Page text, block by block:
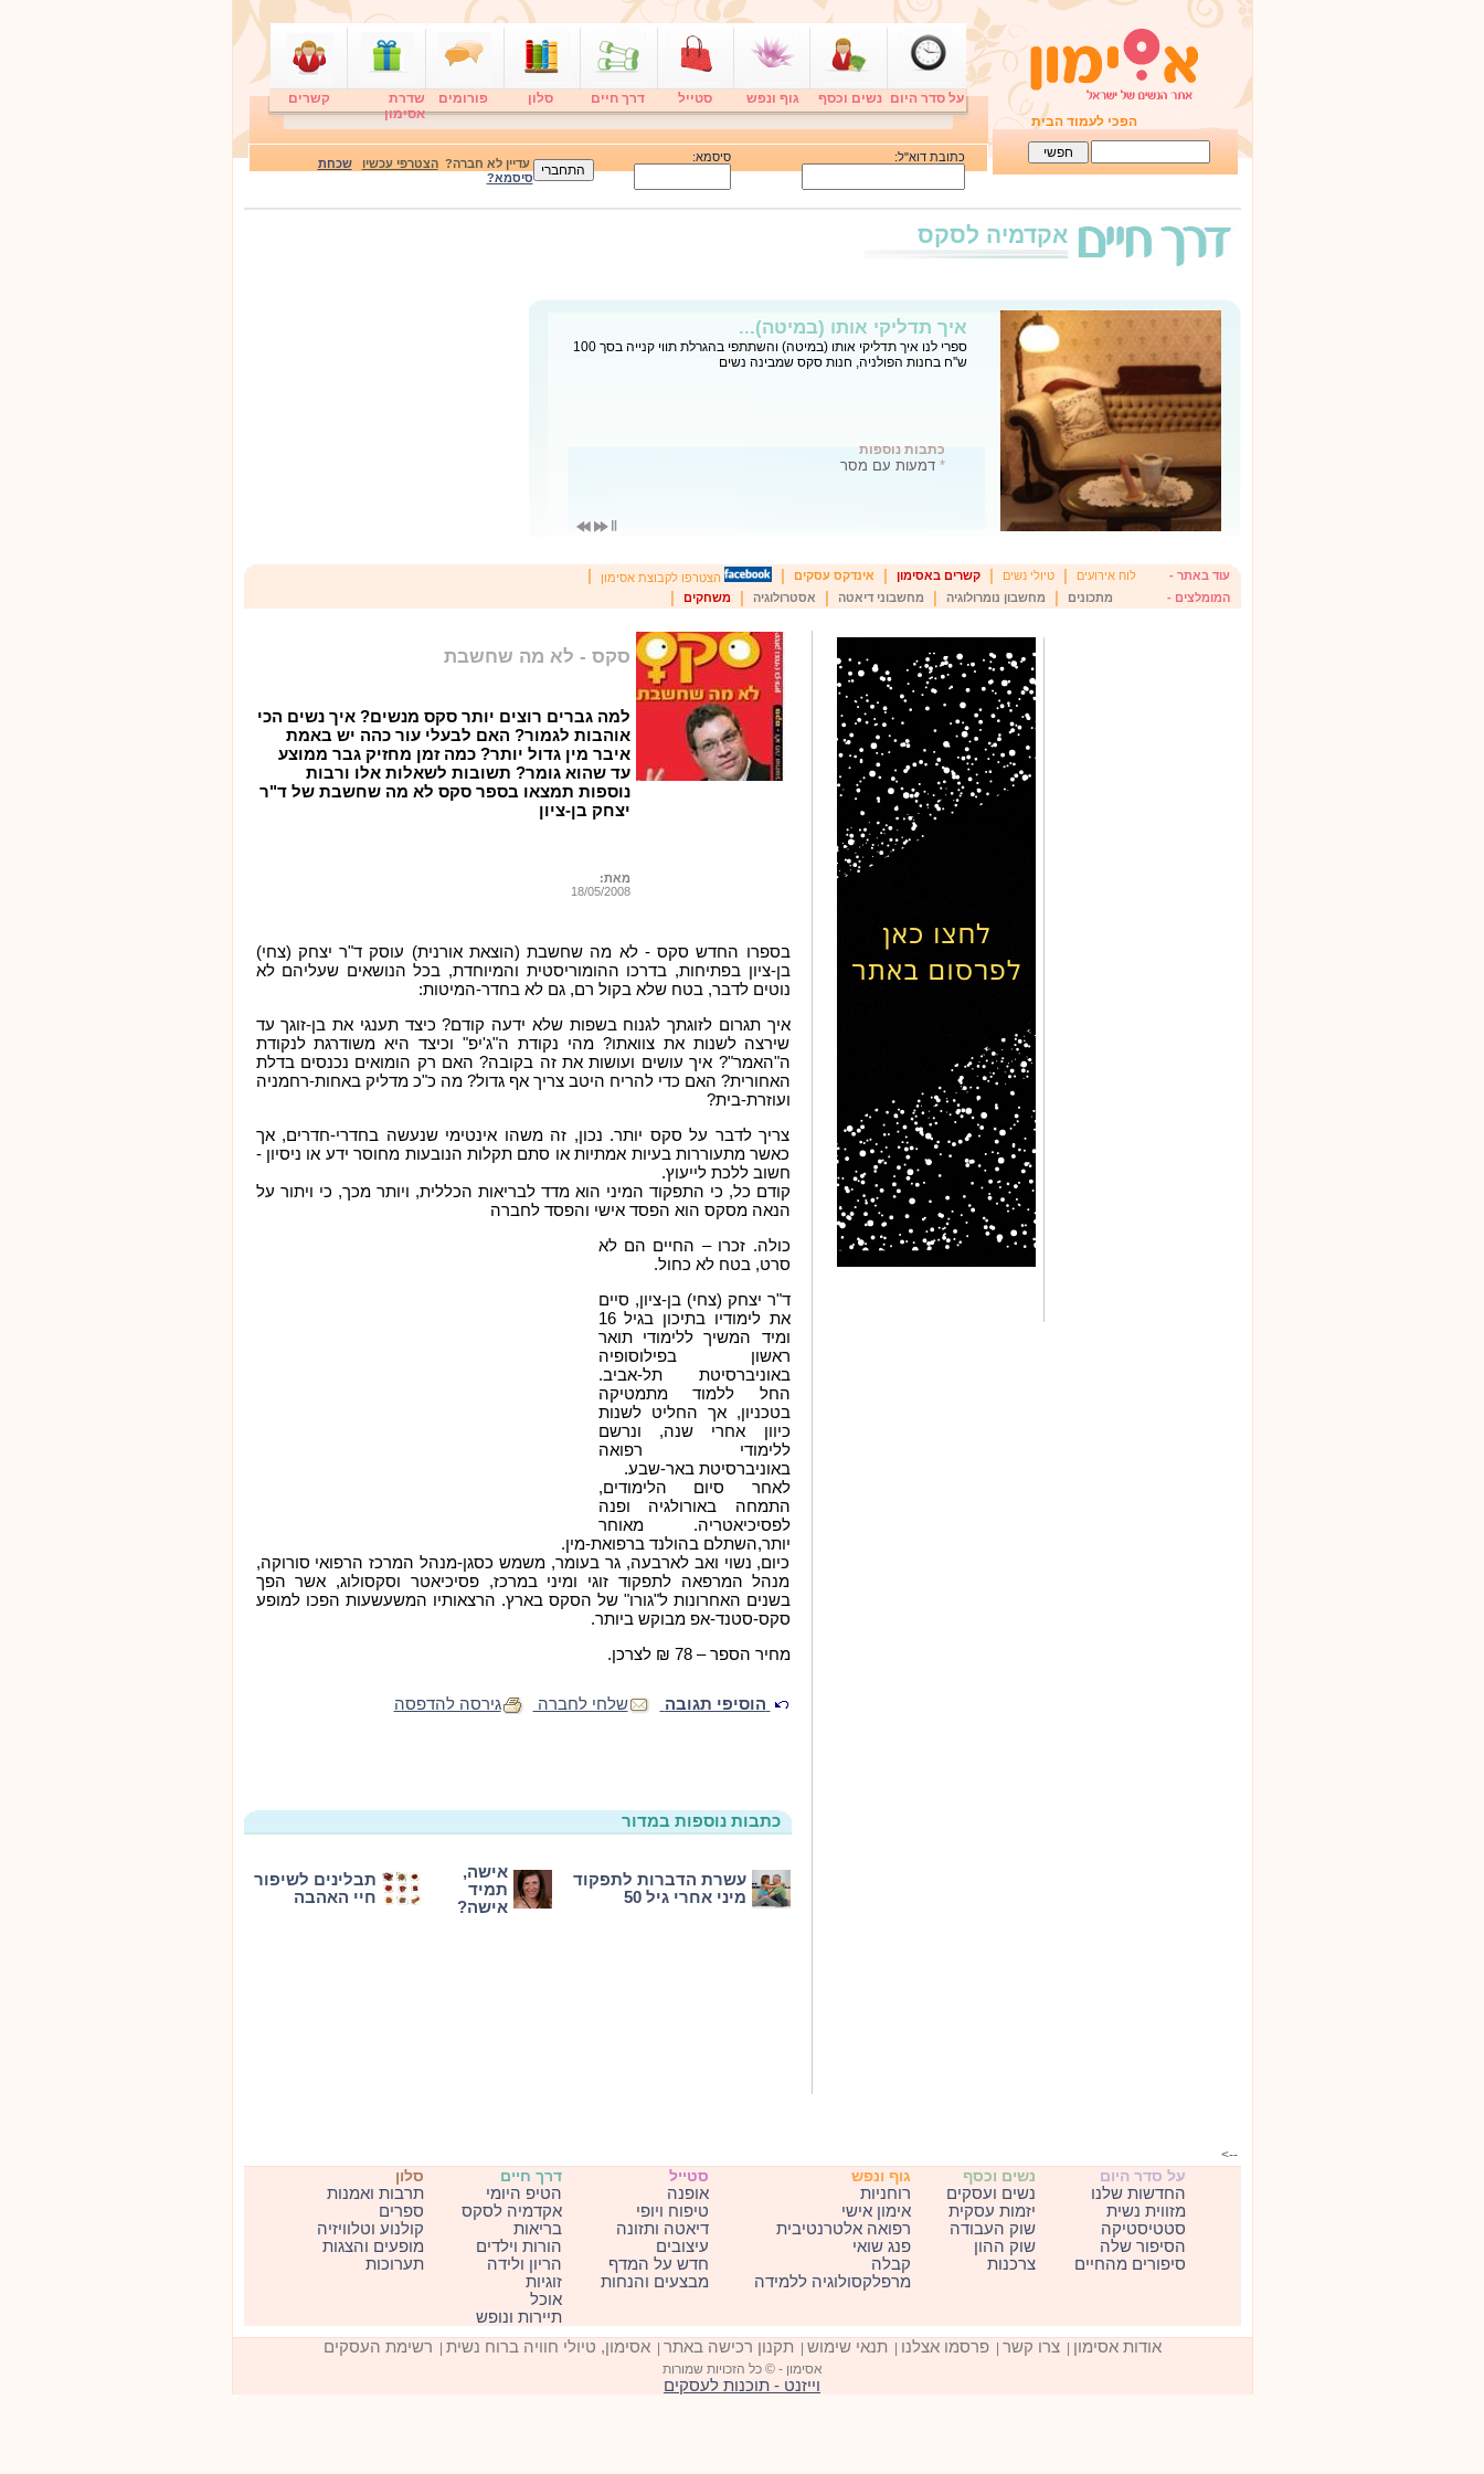
הפכי לעמוד הבית
על סדר היום נשים וכסף גוף ונפש סטייל דרך חיים סלון פורומים
שדרת
אסימון
קשרים
כתובת דוא"ל: סיסמא: עדיין לא חברה?הצטרפי עכשיו
שכחת
סיסמא?
אקדמיה לסקס
איך תדליקי אותו (במיטה)...
ספרי לנו איך תדליקי אותו (במיטה) והשתתפי בהגרלת תווי קנייה בסך 100
ש''ח בחנות הפולניה, חנות סקס שמבינה נשים
כתבות נוספות
*דמעות עם מסר
עוד באתר - לוח אירועים |טיולי נשים |קשרים באסימון אינדקס עסקים הצטרפו לקבוצת אסימון
המומלצים - מתכונים מחשבון נומרולוגיה מחשבוני דיאטה אסטרולוגיה |משחקים
סקס - לא מה שחשבת
למה גברים רוצים יותר סקס מנשים? איך נשים הכי
אוהבות לגמור? האם לבעלי עור כהה יש באמת
איבר מין גדול יותר? כמה זמן מחזיק גבר ממוצע
עד שהוא גומר? תשובות לשאלות אלו ורבות
נוספות תמצאו בספר סקס לא מה שחשבת של ד"ר
יצחק בן-ציון
מאת:
18/05/2008
בספרו החדש סקס - לא מה שחשבת (הוצאת אורנית) עוסק ד"ר יצחק (צחי)
בן-ציון בפתיחות, בדרכו ההומוריסטית והמיוחדת, בכל הנושאים שעליהם לא
נוטים לדבר, בטח שלא בקול רם, גם לא בחדר-המיטות:
איך תגרום לזוגתך לגנוח בשפות שלא ידעה קודם? כיצד תענגי את בן-זוגך עד
שירצה לשנות את צוואתו? מהי נקודת ה"ג'יפ" וכיצד היא משודרגת לנקודת
ה"האמר"? איך עושים ועושות את זה בקובה? האם רק הומואים נכנסים בדלת
האחורית? האם כדי להריח היטב צריך אף גדול? מה כ"כ מדליק באחות-רחמניה
ועוזרת-בית?
צריך לדבר על סקס יותר. נכון, זה משהו אינטימי שנעשה בחדרי-חדרים, אך
כאשר מתעוררות בעיות אמתיות או סתם תקלות הנובעות מחוסר ידע או ניסיון -
חשוב ללכת לייעוץ.
קודם כל, כי התפקוד המיני הוא מדד לבריאות הכללית, ויותר מכך, כי ויתור על
הנאה מסקס הוא הפסד אישי והפסד לחברה
כולה. זכרו – החיים הם לא
סרט, בטח לא כחול.
ד"ר יצחק (צחי) בן-ציון, סיים
את לימודיו בתיכון בגיל 16
ומיד המשיך ללימודי תואר
ראשון בפילוסופיה
באוניברסיטת תל-אביב.
החל ללמוד מתמטיקה
בטכניון, אך החליט לשנות
כיוון אחרי שנה, ונרשם
ללימודי רפואה
באוניברסיטת באר-שבע.
לאחר סיום הלימודים,
התמחה באורולגיה ופנה
לפסיכיאטריה. מאוחר
יותר,השתלם בהולנד ברפואת-מין.
כיום, נשוי ואב לארבעה, גר בעומר, משמש כסגן-מנהל המרכז הרפואי סורוקה,
מנהל המרפאה לתפקוד זוגי ומיני במרכז, פסיכיאטר וסקסולוג, אשר הפך
בשנים האחרונות ל"גורו" של הסקס בארץ. הרצאותיו המשעשעות הפכו למופע
סקס-סטנד-אפ מבוקש ביותר.
מחיר הספר – 78 ₪ לצרכן.
הוסיפי תגובה שלחי לחברה גירסה להדפסה
כתבות נוספות במדור
עשרת הדברות לתפקוד
מיני אחרי גיל 50
אישה,
תמיד
אישה?
תבלינים לשיפור
חיי האהבה
-->
על סדר היום
החדשות שלנו
מזווית נשית
סטטיסטיקה
הסיפור שלה
סיפורים מהחיים
נשים וכסף
נשים ועסקים
יזמות עסקית
שוק העבודה
שוק ההון
צרכנות
גוף ונפש
רוחניות
אימון אישי
רפואה אלטרנטיבית
פנג שואי
קבלה
מרפלקסולוגיה ללמידה
סטייל
אופנה
טיפוח ויופי
דיאטה ותזונה
עיצובים
חדש על המדף
מבצעים והנחות
דרך חיים
הטיפ היומי
אקדמיה לסקס
בריאות
הורות וילדים
הריון ולידה
זוגיות
אוכל
תיירות ונופש
סלון
תרבות ואמנות
ספרים
קולנוע וטלוויזיה
מופעים והצגות
תערוכות
אודות אסימון |צרו קשר |פרסמו אצלנו תנאי שימוש תקנון רכישה באתר |אסימון, טיולי חוויה ברוח נשית רשימת העסקים
אסימון - © כל הזכויות שמורות
וייזנט - תוכנות לעסקים